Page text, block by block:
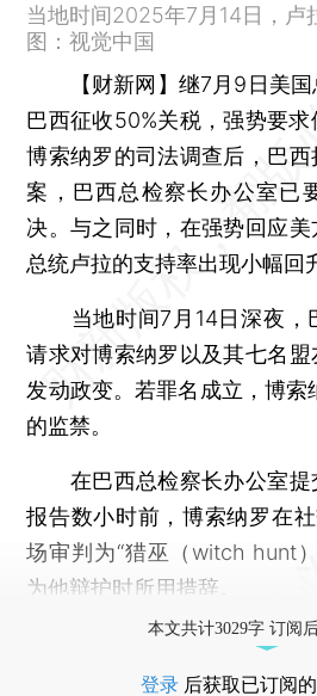
当地时间2025年7月14日，卢
图：视觉中国
【财新网】 继7月9日美
巴西征收50%关税，强势要
博索纳罗的司法调查后，巴
案，巴西总检察长办公室已
决。与之同时，在强势回应
总统卢拉的支持率出现小幅回
当地时间7月14日深夜，
请求对博索纳罗以及其七名
发动政变。若罪名成立，博
的监禁。
在巴西总检察长办公室提
报告数小时前，博索纳罗在
场审判为“猎巫（witch hunt
为他辩护时所用措辞。
本文共计3029字 订阅
登录 后获取已订阅